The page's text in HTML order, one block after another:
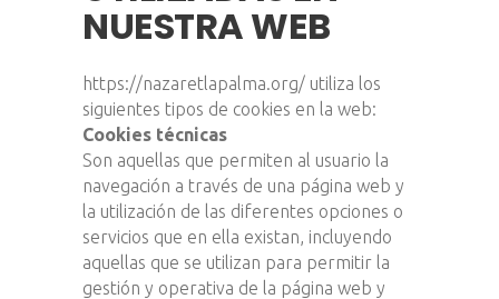
NUESTRA WEB
https://nazaretlapalma.org/ utiliza los
siguientes tipos de cookies en la web:
Cookies técnicas
Son aquellas que permiten al usuario la
navegación a través de una página web y
la utilización de las diferentes opciones o
servicios que en ella existan, incluyendo
aquellas que se utilizan para permitir la
gestión y operativa de la página web y